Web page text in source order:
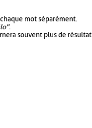
mot séparément.
.
souvent plus de résultat